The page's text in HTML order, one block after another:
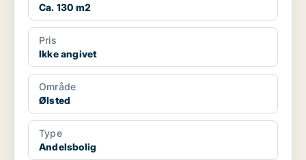
Ca. 130 m2
Pris
Ikke angivet
Område
Ølsted
Type
Andelsbolig